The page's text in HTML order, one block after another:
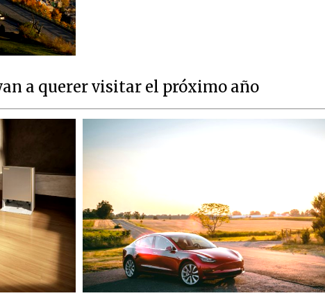
a querer visitar el próximo año